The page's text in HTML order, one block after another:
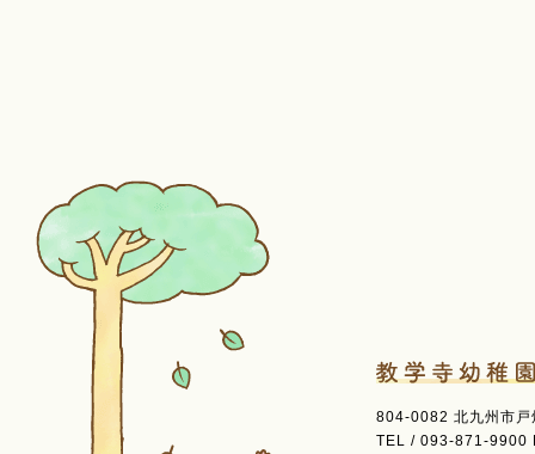
804-0082 北九州市
TEL / 093-871-9900